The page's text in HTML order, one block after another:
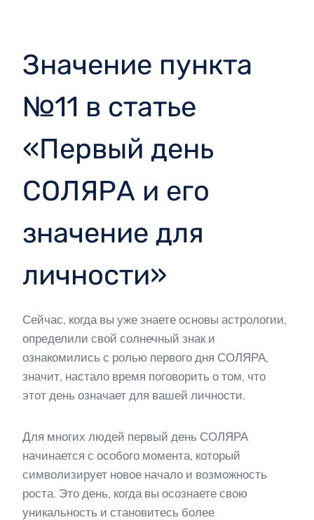
Значение пункта
№11 в статье
«Первый день
СОЛЯРА и его
значение для
личности»
Сейчас, когда вы уже знаете основы астрологии,
определили свой солнечный знак и
ознакомились с ролью первого дня СОЛЯРА,
значит, настало время поговорить о том, что
этот день означает для вашей личности.
Для многих людей первый день СОЛЯРА
начинается с особого момента, который
символизирует новое начало и возможность
роста. Это день, когда вы осознаете свою
уникальность и становитесь более